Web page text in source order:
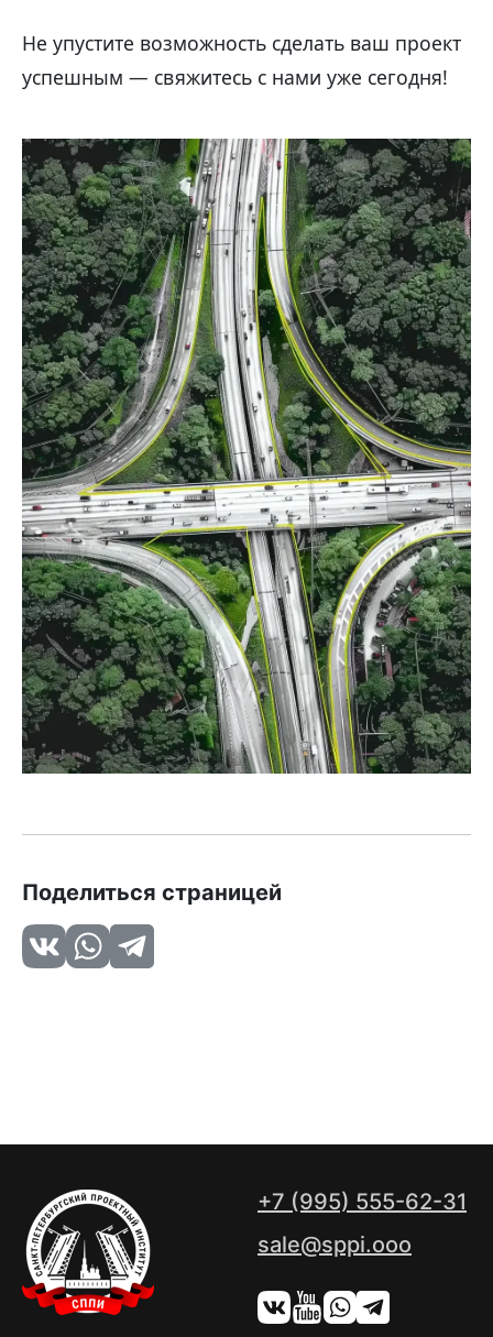
Не упустите возможность сделать ваш проект
успешным — свяжитесь с нами уже сегодня!
Поделиться страницей
+7 (995) 555-62-31
sale@sppi.ooo